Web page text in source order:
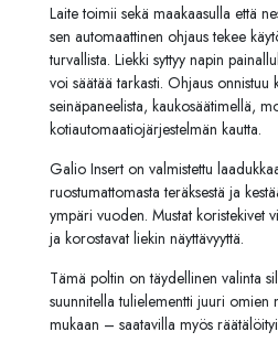
Laite toimii sekä maakaasulla että
sen automaattinen ohjaus tekee
turvallista. Liekki syttyy napin
voi säätää tarkasti. Ohjaus onnistuu
seinäpaneelista, kaukosäätimellä,
kotiautomaatiojärjestelmän kautta.
Galio Insert on valmistettu
ruostumattomasta teräksestä ja
ympäri vuoden. Mustat koristekivet
ja korostavat liekin näyttävyyttä.
Tämä poltin on täydellinen valinta
suunnitella tulielementti juuri
mukaan – saatavilla myös